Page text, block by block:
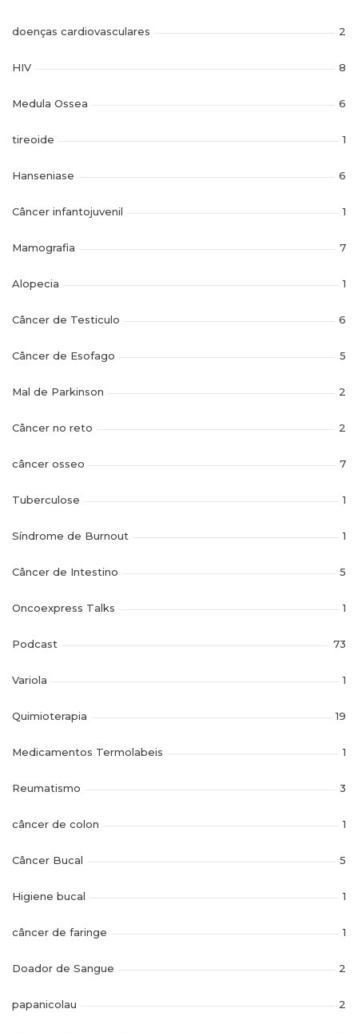
doenças cardiovasculares 2
HIV 8
Medula Ossea 6
tireoide 1
Hanseniase 6
Câncer infantojuvenil 1
Mamografia 7
Alopecia 1
Câncer de Testiculo 6
Câncer de Esofago 5
Mal de Parkinson 2
Câncer no reto 2
câncer osseo 7
Tuberculose 1
Síndrome de Burnout 1
Câncer de Intestino 5
Oncoexpress Talks 1
Podcast 73
Variola 1
Quimioterapia 19
Medicamentos Termolabeis 1
Reumatismo 3
câncer de colon 1
Câncer Bucal 5
Higiene bucal 1
câncer de faringe 1
Doador de Sangue 2
papanicolau 2